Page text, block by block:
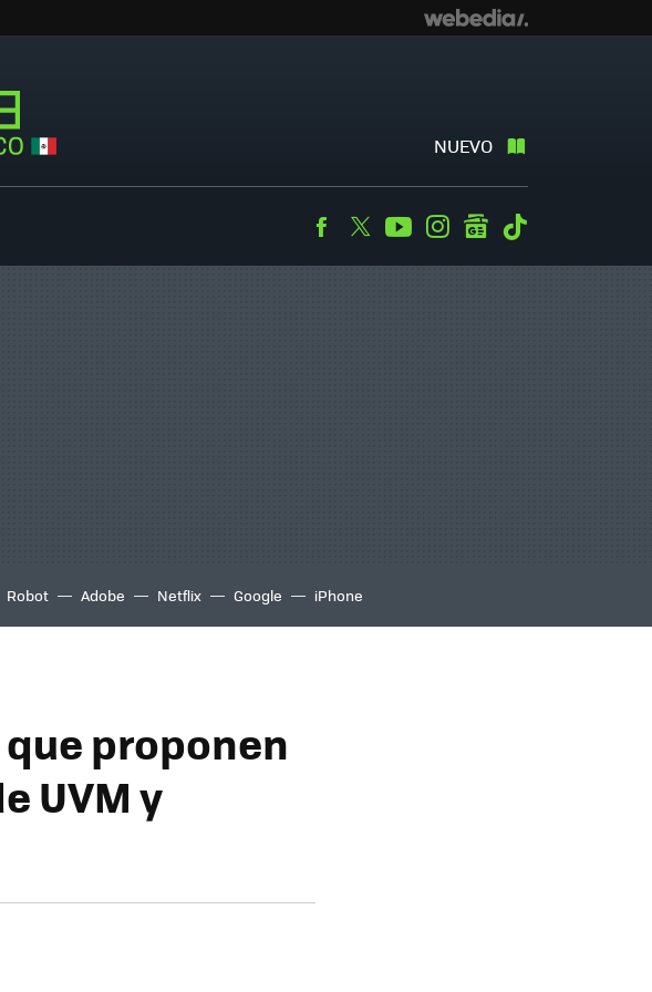
NUEVO
Facebook
TwitterYoutubeInstagramgooglenews
Robot Adobe Netflix Google iPhone
proponen
UVM y